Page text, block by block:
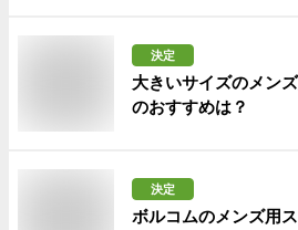
決定
大きいサイズのメン
のおすすめは？
決定
ボルコムのメンズ用